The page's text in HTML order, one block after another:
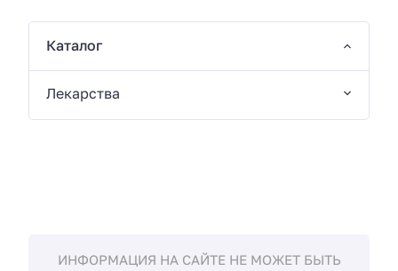
Каталог
Лекарства
ИНФОРМАЦИЯ НА САЙТЕ НЕ МОЖЕТ БЫТЬ